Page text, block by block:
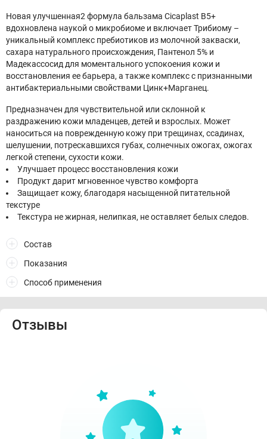
Новая улучшенная2 формула бальзама Cicaplast B5+
вдохновлена наукой о микробиоме и включает Трибиому –
уникальный комплекс пребиотиков из молочной закваски,
сахара натурального происхождения, Пантенол 5% и
Мадекассосид для моментального успокоения кожи и
восстановления ее барьера, а также комплекс с признанными
антибактериальными свойствами Цинк+Марганец.
Предназначен для чувствительной или склонной к
раздражению кожи младенцев, детей и взрослых. Может
наноситься на поврежденную кожу при трещинах, ссадинах,
шелушении, потрескавшихся губах, солнечных ожогах, ожогах
легкой степени, сухости кожи.
Улучшает процесс восстановления кожи
Продукт дарит мгновенное чувство комфорта
Защищает кожу, благодаря насыщенной питательной
текстуре
Текстура не жирная, нелипкая, не оставляет белых следов.
Состав
Показания
Способ применения
Отзывы